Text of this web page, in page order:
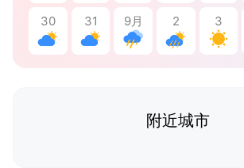
30 31 9月 2 3
附近城市